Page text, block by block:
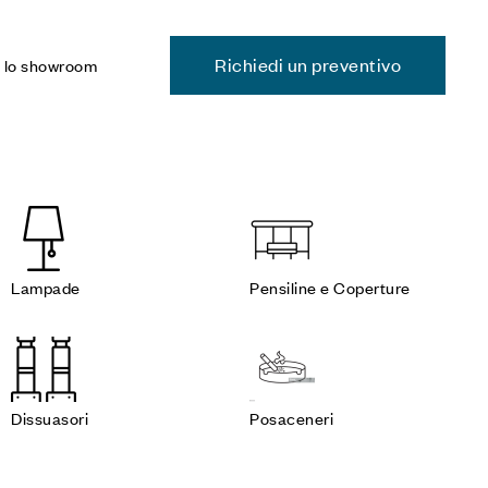
showroom Richiedi un preventivo
Lampade Pensiline e Coperture
Dissuasori Posaceneri